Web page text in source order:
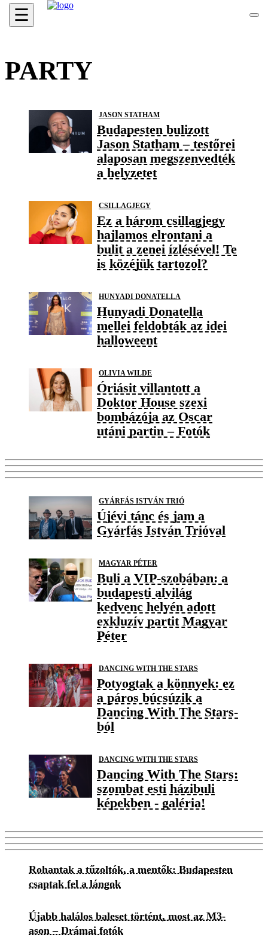
☰
PARTY
JASON STATHAM
Budapesten bulizott
Jason Statham – testőrei
alaposan megszenvedték
a helyzetet
CSILLAGJEGY
Ez a három csillagjegy
hajlamos elrontani a
bulit a zenei ízlésével! Te
is közéjük tartozol?
HUNYADI DONATELLA
Hunyadi Donatella
mellei feldobták az idei
halloweent
OLIVIA WILDE
Óriásit villantott a
Doktor House szexi
bombázója az Oscar
utáni partin – Fotók
GYÁRFÁS ISTVÁN TRIÓ
Újévi tánc és jam a
Gyárfás István Trióval
MAGYAR PÉTER
Buli a VIP-szobában: a
budapesti alvilág
kedvenc helyén adott
exkluzív partit Magyar
Péter
DANCING WITH THE STARS
Potyogtak a könnyek: ez
a páros búcsúzik a
Dancing With The Stars-
ból
DANCING WITH THE STARS
Dancing With The Stars:
szombat esti házibuli
képekben - galéria!
Rohantak a tűzoltók, a mentők: Budapesten
csaptak fel a lángok
Újabb halálos baleset történt, most az M3-
ason – Drámai fotók